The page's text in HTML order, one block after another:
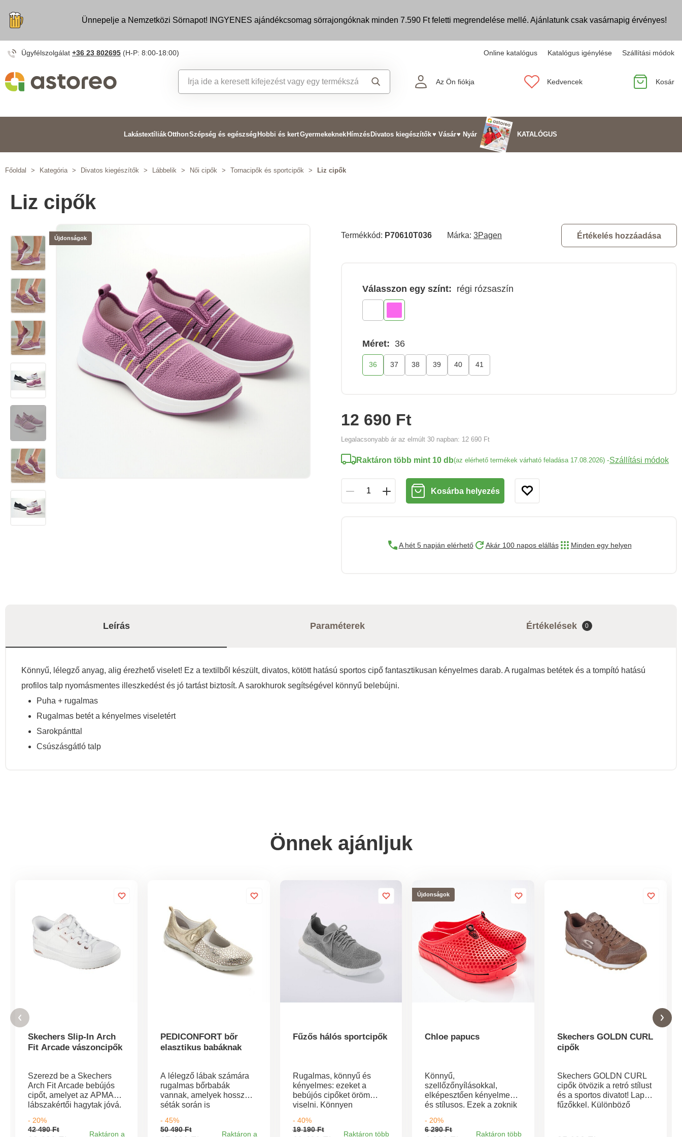
Ünnepelje a Nemzetközi Sörnapot! INGYENES ajándékcsomag sörrajongóknak minden 7.590 Ft feletti megrendelése mellé. Ajánlatunk csak vasárnapig érvényes!
Ügyfélszolgálat +36 23 802695 (H-P: 8:00-18:00) Online katalógus Katalógus igénylése Szállítási módok
Az Ön fiókja Kedvencek Kosár
LakástextíliákOtthonSzépség és egészség Hobbi és kertGyermekeknek Hímzés Divatos kiegészítők♥ Vásár♥ Nyár KATALÓGUS
Főoldal > Kategória > Divatos kiegészítők > Lábbelik > Női cipők > Tornacipők és sportcipők > Liz cipők
Liz cipők
Újdonságok Termékkód: P70610T036 Márka: 3Pagen Értékelés hozzáadása
Válasszon egy színt: régi rózsaszín
Méret: 36
36 37 38 39 40 41
12 690 Ft
Legalacsonyabb ár az elmúlt 30 napban: 12 690 Ft
Raktáron több mint 10 db(az elérhető termékek várható feladása 17.08.2026) -Szállítási módok
Kosárba helyezés
A hét 5 napján elérhető Akár 100 napos elállás Minden egy helyen
Leírás Paraméterek Értékelések 0
Könnyű, lélegző anyag, alig érezhető viselet! Ez a textilből készült, divatos, kötött hatású sportos cipő fantasztikusan kényelmes darab. A rugalmas betétek és a tompító hatású
profilos talp nyomásmentes illeszkedést és jó tartást biztosít. A sarokhurok segítségével könnyű belebújni.
Puha + rugalmas
Rugalmas betét a kényelmes viseletért
Sarokpánttal
Csúszásgátló talp
Önnek ajánljuk
Skechers Slip-In Arch
Fit Arcade vászoncipők
Szerezd be a Skechers
Arch Fit Arcade bebújós
cipőt, amelyet az APMA
lábszakértői hagytak jóvá.
technológiának és a kéz
nélküli bebújós talpnak
- 20%
42 490 Ft
Raktáron a
PEDICONFORT bőr
elasztikus babáknak
A lélegző lábak számára
rugalmas bőrbabák
vannak, amelyek hosszú
séták során is
minőségű természetes
bőrből készült. Ragyogó
- 45%
50 490 Ft
Raktáron a
Fűzős hálós sportcipők
Rugalmas, könnyű és
kényelmes: ezeket a
bebújós cipőket öröm
viselni. Könnyen
anyag pedig kényelmet
biztosít. Könnyű, rugalmas
- 40%
19 190 Ft
Raktáron több
Újdonságok
Chloe papucs
Könnyű,
szellőzőnyílásokkal,
elképesztően kényelmes
és stílusos. Ezek a zoknik
nem izzasztanak. A
kontúros talpbetét lágyan
- 20%
6 290 Ft
Raktáron több
Skechers GOLDN CURL
cipők
Skechers GOLDN CURL
cipők ötvözik a retró stílust
és a sportos divatot! Lapos
fűzőkkel. Különböző